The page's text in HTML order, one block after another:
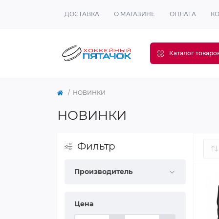
ДОСТАВКА О МАГАЗИНЕ ОПЛАТА
Каталог
НОВИНКИ
НОВИНКИ
Фильтр
Производитель
Цена